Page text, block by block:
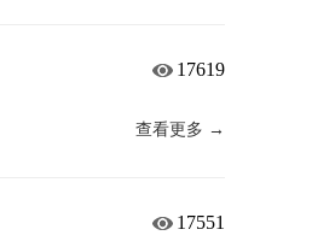
17619
查看更多 →
17551